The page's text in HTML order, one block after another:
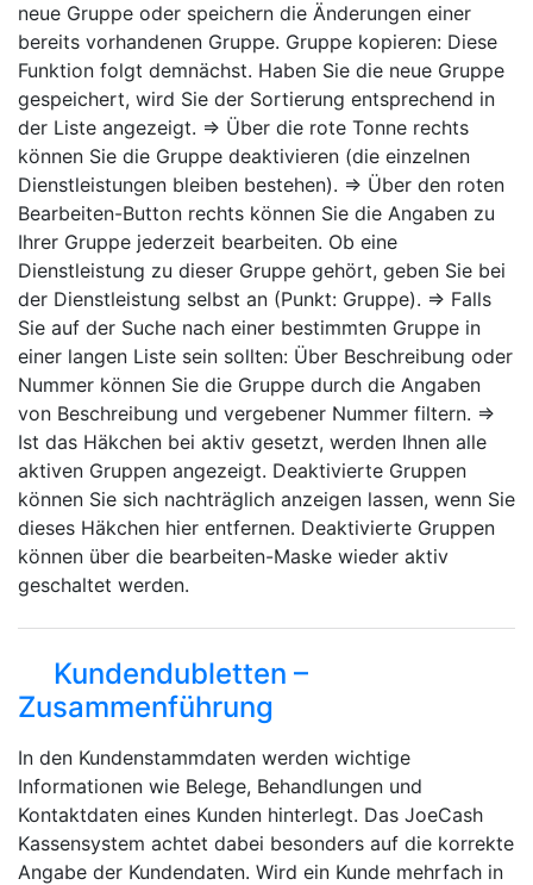
neue Gruppe oder speichern die Änderungen einer
bereits vorhandenen Gruppe. Gruppe kopieren: Diese
Funktion folgt demnächst. Haben Sie die neue Gruppe
gespeichert, wird Sie der Sortierung entsprechend in
der Liste angezeigt. ⇒ Über die rote Tonne rechts
können Sie die Gruppe deaktivieren (die einzelnen
Dienstleistungen bleiben bestehen). ⇒ Über den roten
Bearbeiten-Button rechts können Sie die Angaben zu
Ihrer Gruppe jederzeit bearbeiten. Ob eine
Dienstleistung zu dieser Gruppe gehört, geben Sie bei
der Dienstleistung selbst an (Punkt: Gruppe). ⇒ Falls
Sie auf der Suche nach einer bestimmten Gruppe in
einer langen Liste sein sollten: Über Beschreibung oder
Nummer können Sie die Gruppe durch die Angaben
von Beschreibung und vergebener Nummer filtern. ⇒
Ist das Häkchen bei aktiv gesetzt, werden Ihnen alle
aktiven Gruppen angezeigt. Deaktivierte Gruppen
können Sie sich nachträglich anzeigen lassen, wenn Sie
dieses Häkchen hier entfernen. Deaktivierte Gruppen
können über die bearbeiten-Maske wieder aktiv
geschaltet werden.
Kundendubletten –
Zusammenführung
In den Kundenstammdaten werden wichtige
Informationen wie Belege, Behandlungen und
Kontaktdaten eines Kunden hinterlegt. Das JoeCash
Kassensystem achtet dabei besonders auf die korrekte
Angabe der Kundendaten. Wird ein Kunde mehrfach in